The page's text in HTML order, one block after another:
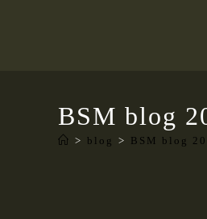
BSM blog
> blog > BSM blog